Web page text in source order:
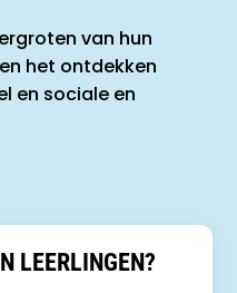
van hun
het ontdekken
en sociale en
LEERLINGEN?